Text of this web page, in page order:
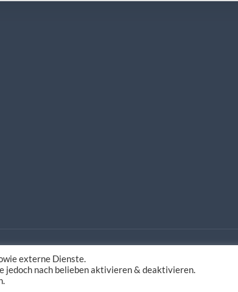
externe Dienste.
jedoch nach belieben aktivieren & deaktivieren.